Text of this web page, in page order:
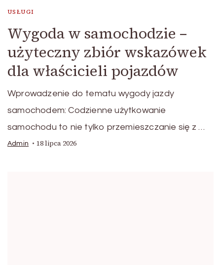
USŁUGI
Wygoda w samochodzie –
użyteczny zbiór wskazówek
dla właścicieli pojazdów
Wprowadzenie do tematu wygody jazdy
samochodem: Codzienne użytkowanie
samochodu to nie tylko przemieszczanie się z …
Admin 18 lipca 2026